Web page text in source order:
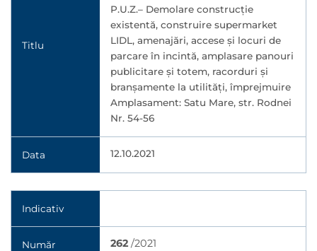
Titlu
P.U.Z.– Demolare construcție
existentă, construire supermarket
LIDL, amenajări, accese și locuri de
parcare în incintă, amplasare panouri
publicitare și totem, racorduri și
branșamente la utilități, împrejmuire
Amplasament: Satu Mare, str. Rodnei
Nr. 54-56
Data 12.10.2021
Indicativ
Număr 262 /2021